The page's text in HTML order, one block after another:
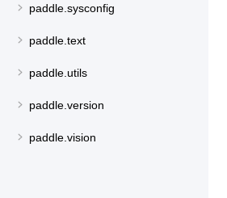
paddle.sysconfig
paddle.text
paddle.utils
paddle.version
paddle.vision